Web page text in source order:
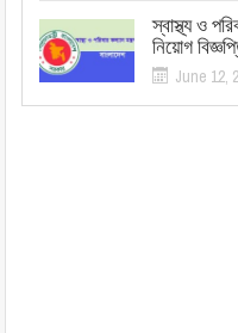
স্বাস্থ্য ও
নিয়োগ
June 12,